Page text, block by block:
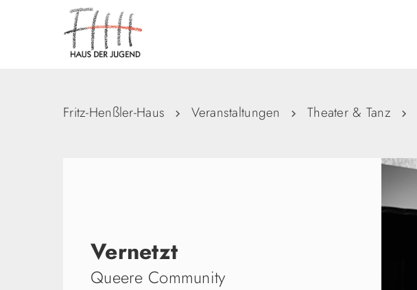
Fritz-Henßler-Haus Veranstaltungen Theater & Tanz
Vernetzt
Queere Community